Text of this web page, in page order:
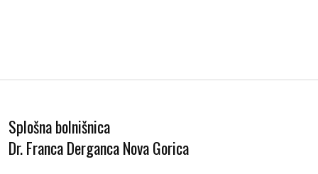
Splošna bolnišnica
Dr. Franca Derganca Nova Gorica